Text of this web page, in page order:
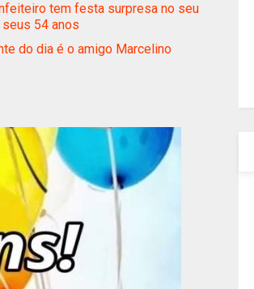
tem festa surpresa no seu
54 anos
do dia é o amigo Marcelino